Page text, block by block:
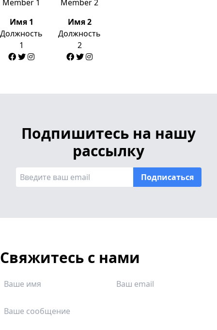
Имя 1
Должность
1
Имя 2
Должность
2
Подпишитесь на нашу
рассылку
Подписаться
Свяжитесь с нами